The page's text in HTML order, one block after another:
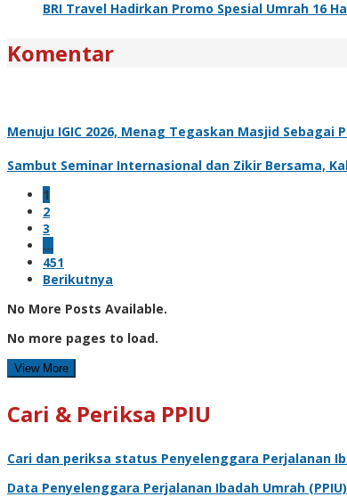
BRI Travel Hadirkan Promo Spesial Umrah 16
Komentar
Menuju IGIC 2026, Menag Tegaskan Masjid Sebagai
Sambut Seminar Internasional dan Zikir Bersama,
1
2
3
…
451
Berikutnya
No More Posts Available.
No more pages to load.
View More
Cari & Periksa PPIU
Cari dan periksa status Penyelenggara Perjalanan
Data Penyelenggara Perjalanan Ibadah Umrah